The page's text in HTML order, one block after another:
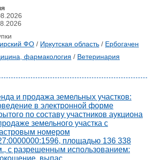
ФО / Иркутская область / Ербогачен
фармакология / Ветеринария
и продажа земельных участков:
в электронной форме
по составу участников аукциона
земельного участка с
номером
площадью 136 338
с разрешенным использованием: